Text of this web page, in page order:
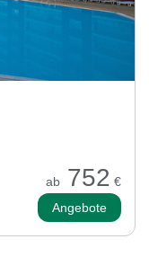
ab 752 €
Angebote